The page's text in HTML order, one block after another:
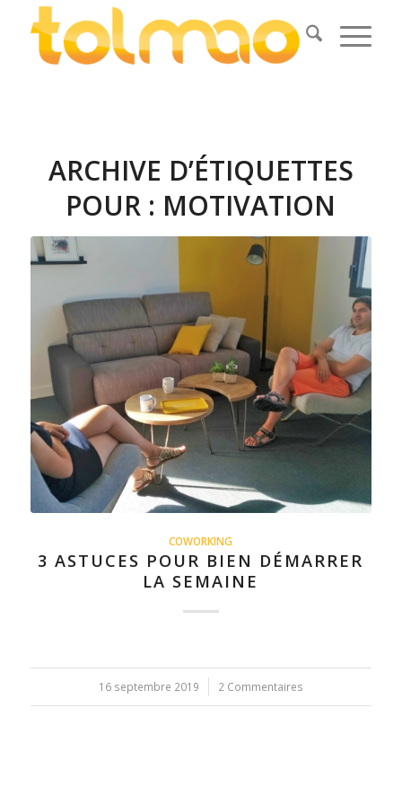
ARCHIVE D’ÉTIQUETTES
POUR : MOTIVATION
COWORKING
3 ASTUCES POUR BIEN DÉMARRER
LA SEMAINE
16 septembre 2019
/ 2 Commentaires